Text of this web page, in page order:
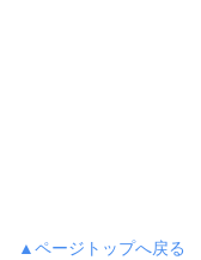
▲ページトップへ戻る